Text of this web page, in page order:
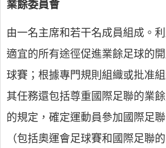
業餘委員會
由一名主席和若干名成員組成。
適宜的所有途徑促進業餘足球的
球賽；根據專門規則組織或批准
其任務還包括尊重國際足聯的業
的規定，確定運動員參加國際足
（包括奧運會足球賽和國際足聯